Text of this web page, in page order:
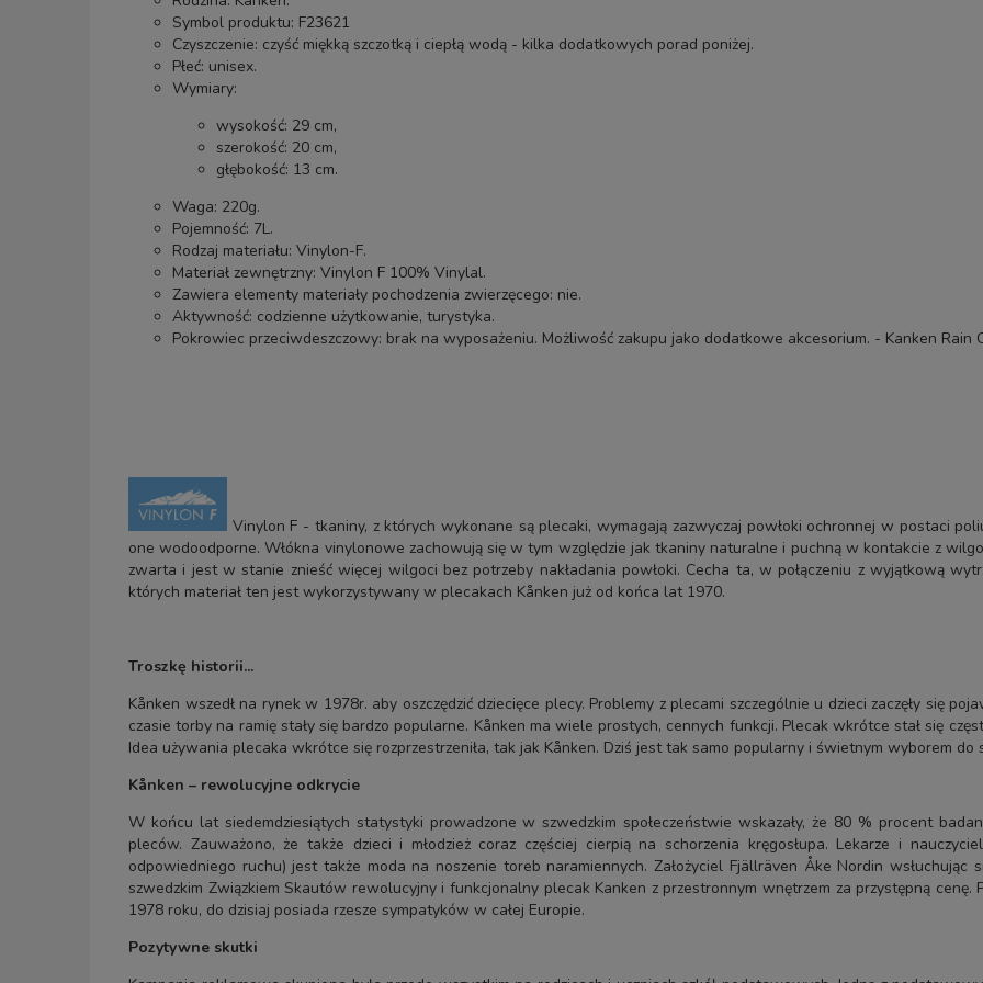
Symbol produktu: F23621
Czyszczenie: czyść miękką szczotką i ciepłą wodą - kilka dodatkowych porad poniżej.
Płeć: unisex.
Wymiary:
wysokość: 29 cm,
szerokość: 20 cm,
głębokość: 13 cm.
Waga: 220g.
Pojemność: 7L.
Rodzaj materiału: Vinylon-F.
Materiał zewnętrzny: Vinylon F 100% Vinylal.
Zawiera elementy materiały pochodzenia zwierzęcego: nie.
Aktywność: codzienne użytkowanie, turystyka.
Pokrowiec przeciwdeszczowy: brak na wyposażeniu. Możliwość zakupu jako dodatkowe akcesorium. - Kanken Rain
Vinylon F - tkaniny, z których wykonane są plecaki, wymagają zazwyczaj powłoki ochronnej w postaci
one wodoodporne. Włókna vinylonowe zachowują się w tym względzie jak tkaniny naturalne i puchną w kontakcie z
zwarta i jest w stanie znieść więcej wilgoci bez potrzeby nakładania powłoki. Cecha ta, w połączeniu z wyjątkową
których materiał ten jest wykorzystywany w plecakach Kånken już od końca lat 1970.
Troszkę historii...
Kånken wszedł na rynek w 1978r. aby oszczędzić dziecięce plecy. Problemy z plecami szczególnie u dzieci zaczęły się
czasie torby na ramię stały się bardzo popularne. Kånken ma wiele prostych, cennych funkcji. Plecak wkrótce stał się
Idea używania plecaka wkrótce się rozprzestrzeniła, tak jak Kånken. Dziś jest tak samo popularny i świetnym wyborem do
Kånken – rewolucyjne odkrycie
W końcu lat siedemdziesiątych statystyki prowadzone w szwedzkim społeczeństwie wskazały, że 80 % procent
pleców. Zauważono, że także dzieci i młodzież coraz częściej cierpią na schorzenia kręgosłupa. Lekarze i
odpowiedniego ruchu) jest także moda na noszenie toreb naramiennych. Założyciel Fjällräven Åke Nordin wsłuchując
szwedzkim Związkiem Skautów rewolucyjny i funkcjonalny plecak Kanken z przestronnym wnętrzem za przystępną
1978 roku, do dzisiaj posiada rzesze sympatyków w całej Europie.
Pozytywne skutki